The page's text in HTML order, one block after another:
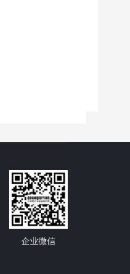
企业微信